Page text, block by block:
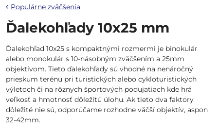
Populárne zväčšenia
Ďalekohľady 10x25 mm
Ďalekohľad 10x25 s kompaktnými rozmermi je binokulár
alebo monokulár s 10-násobným zväčšením a 25mm
objektívom. Tieto ďalekohľady sú vhodné na nenáročný
prieskum terénu pri turistických alebo cykloturistických
výletoch či na rôznych športových podujatiach kde hrá
veľkosť a hmotnosť dôležitú úlohu. Ak tieto dva faktory
dôležité nie sú, odporúčame rozhodne väčší objektív, aspon
32-42mm.